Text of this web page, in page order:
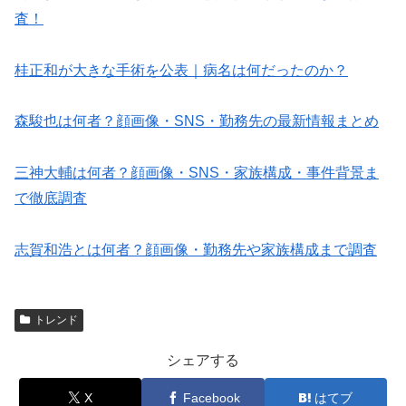
査！
桂正和が大きな手術を公表｜病名は何だったのか？
森駿也は何者？顔画像・SNS・勤務先の最新情報まとめ
三神大輔は何者？顔画像・SNS・家族構成・事件背景ま
で徹底調査
志賀和浩とは何者？顔画像・勤務先や家族構成まで調査
トレンド
シェアする
X Facebook はてブ